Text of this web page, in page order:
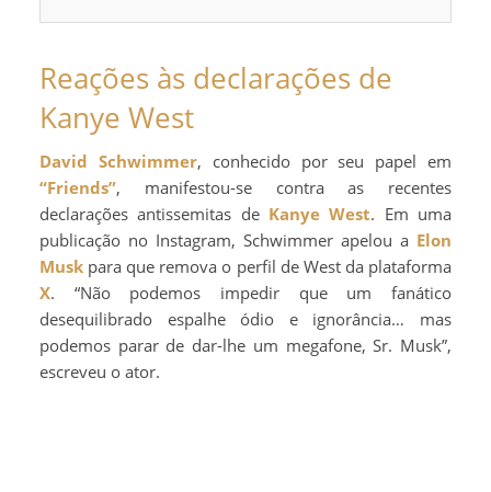
Reações às declarações de
Kanye West
David Schwimmer, conhecido por seu papel em
“Friends”, manifestou-se contra as recentes
declarações antissemitas de Kanye West. Em uma
publicação no Instagram, Schwimmer apelou a Elon
Musk para que remova o perfil de West da plataforma
X. “Não podemos impedir que um fanático
desequilibrado espalhe ódio e ignorância… mas
podemos parar de dar-lhe um megafone, Sr. Musk”,
escreveu o ator.